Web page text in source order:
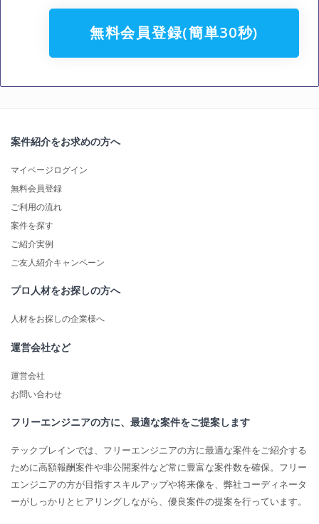
無料会員登録(簡単30秒)
案件紹介をお求めの方へ
マイページログイン
無料会員登録
ご利用の流れ
案件を探す
ご紹介実例
ご友人紹介キャンペーン
プロ人材をお探しの方へ
人材をお探しの企業様へ
運営会社など
運営会社
お問い合わせ
フリーエンジニアの方に、最適な案件をご提案します
テックブレインでは、フリーエンジニアの方に最適な案件をご紹介する
ために高額報酬案件や非公開案件など常に豊富な案件数を確保。フリー
エンジニアの方が目指すスキルアップや将来像を、弊社コーディネータ
ーがしっかりとヒアリングしながら、優良案件の提案を行っています。